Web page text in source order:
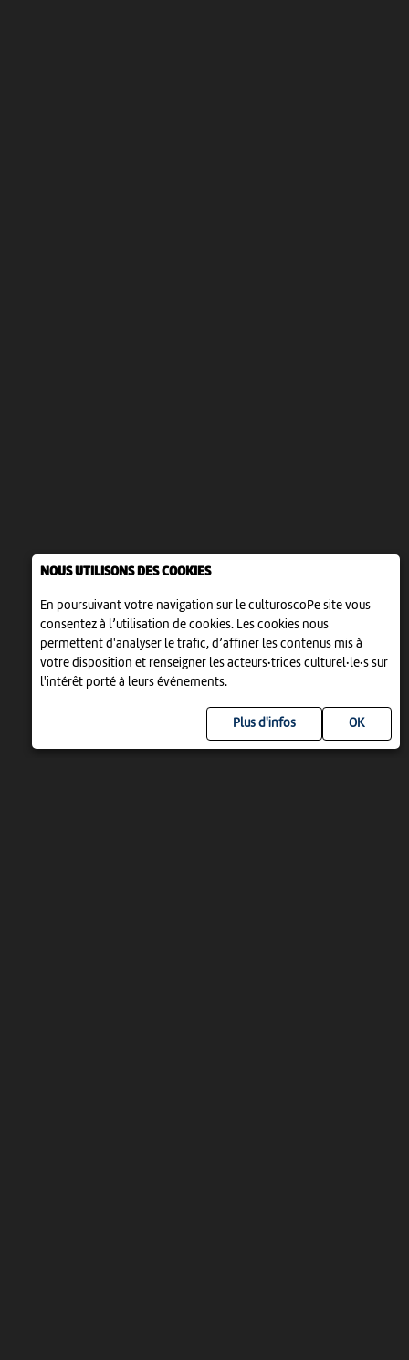
NOUS UTILISONS DES COOKIES
En poursuivant votre navigation sur le culturoscoPe site vous
consentez à l’utilisation de cookies. Les cookies nous
permettent d'analyser le trafic, d’affiner les contenus mis à
votre disposition et renseigner les acteurs·trices culturel·le·s sur
l'intérêt porté à leurs événements.
Plus d'infos